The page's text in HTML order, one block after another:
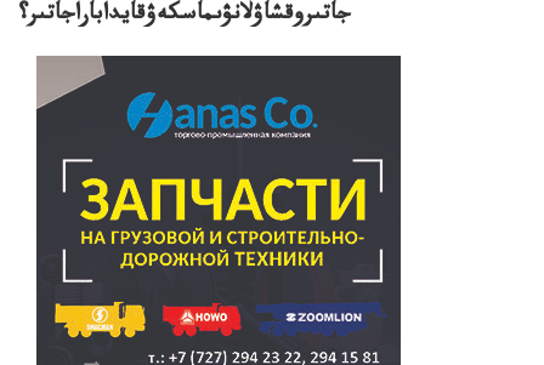
جاتىروقشاۋلانۋىماسكەۋقايداباراجاتىر؟